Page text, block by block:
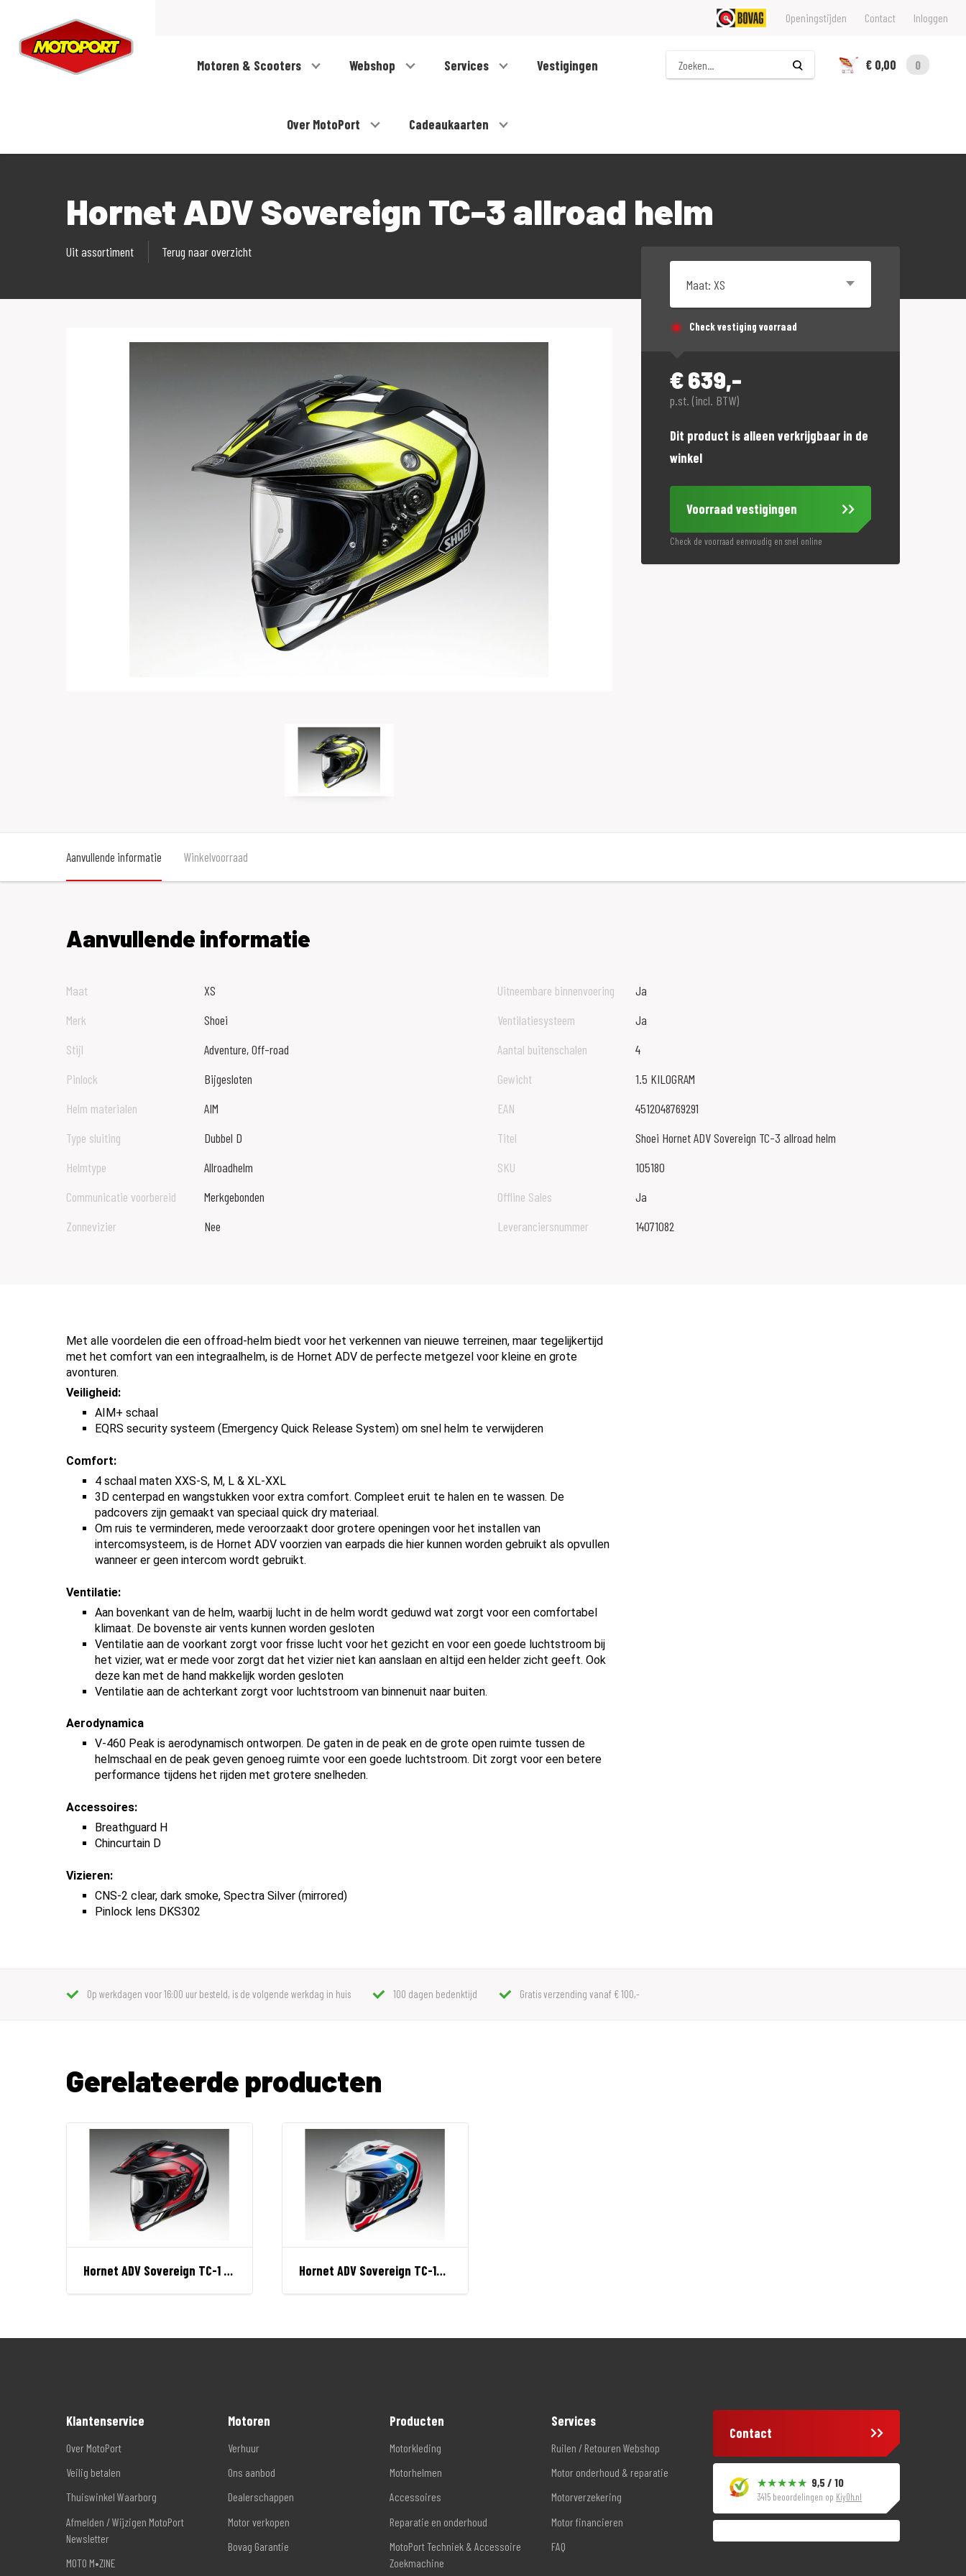
Openingstijden Contact Inloggen
Motoren & Scooters Webshop Services Vestigingen
Over MotoPort Cadeaukaarten
Zoeken
€ 0,00
0
Hornet ADV Sovereign TC-3 allroad helm
Uit assortiment
Terug naar overzicht
Check vestiging voorraad
€639,-
p.st. (incl. BTW)
Dit product is alleen verkrijgbaar in de
winkel
Voorraad vestigingen
Check de voorraad eenvoudig en snel online
Aanvullende informatie Winkelvoorraad
Aanvullende informatie
Maat
XS
Merk
Shoei
Stijl
Adventure, Off-road
Pinlock
Bijgesloten
Helm materialen
AIM
Type sluiting
Dubbel D
Helmtype
Allroadhelm
Communicatie voorbereid
Merkgebonden
Zonnevizier
Nee
Uitneembare binnenvoering
Ja
Ventilatiesysteem
Ja
Aantal buitenschalen
4
Gewicht
1.5 KILOGRAM
EAN
4512048769291
Titel
Shoei Hornet ADV Sovereign TC-3 allroad helm
SKU
105180
Offline Sales
Ja
Leveranciersnummer
14071082
Met alle voordelen die een offroad-helm biedt voor het verkennen van nieuwe terreinen, maar tegelijkertijd
met het comfort van een integraalhelm, is de Hornet ADV de perfecte metgezel voor kleine en grote
avonturen.
Veiligheid:
AIM+ schaal
EQRS security systeem (Emergency Quick Release System) om snel helm te verwijderen
Comfort:
4 schaal maten XXS-S, M, L & XL-XXL
3D centerpad en wangstukken voor extra comfort. Compleet eruit te halen en te wassen. De
padcovers zijn gemaakt van speciaal quick dry materiaal.
Om ruis te verminderen, mede veroorzaakt door grotere openingen voor het installen van
intercomsysteem, is de Hornet ADV voorzien van earpads die hier kunnen worden gebruikt als opvullen
wanneer er geen intercom wordt gebruikt.
Ventilatie:
Aan bovenkant van de helm, waarbij lucht in de helm wordt geduwd wat zorgt voor een comfortabel
klimaat. De bovenste air vents kunnen worden gesloten
Ventilatie aan de voorkant zorgt voor frisse lucht voor het gezicht en voor een goede luchtstroom bij
het vizier, wat er mede voor zorgt dat het vizier niet kan aanslaan en altijd een helder zicht geeft. Ook
deze kan met de hand makkelijk worden gesloten
Ventilatie aan de achterkant zorgt voor luchtstroom van binnenuit naar buiten.
Aerodynamica
V-460 Peak is aerodynamisch ontworpen. De gaten in de peak en de grote open ruimte tussen de
helmschaal en de peak geven genoeg ruimte voor een goede luchtstroom. Dit zorgt voor een betere
performance tijdens het rijden met grotere snelheden.
Accessoires:
Breathguard H
Chincurtain D
Vizieren:
CNS-2 clear, dark smoke, Spectra Silver (mirrored)
Pinlock lens DKS302
Op werkdagen voor 16:00 uur besteld, is de volgende werkdag in huis 100 dagen bedenktijd Gratis verzending vanaf € 100,-
Gerelateerde producten
Hornet ADV Sovereign TC-1 allroad helm Hornet ADV Sovereign TC-10 allroad helm
Klantenservice
Over MotoPort
Veilig betalen
Thuiswinkel Waarborg
Afmelden / Wijzigen MotoPort
Newsletter
MOTO M•ZINE
Motoren
Verhuur
Ons aanbod
Dealerschappen
Motor verkopen
Bovag Garantie
Producten
Motorkleding
Motorhelmen
Accessoires
Reparatie en onderhoud
MotoPort Techniek & Accessoire
Zoekmachine
Services
Ruilen / Retouren Webshop
Motor onderhoud & reparatie
Motorverzekering
Motor financieren
FAQ
Contact
9,5 / 10
3415 beoordelingen op KiyOh.nl